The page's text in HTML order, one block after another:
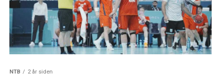
NTB 2 år siden